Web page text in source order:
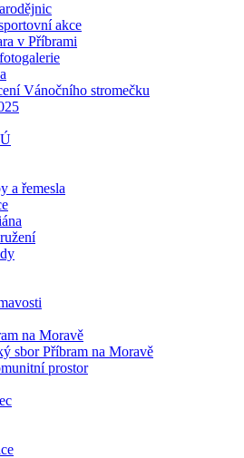
akce
v Příbrami
Vánočního stromečku
a řemesla
na Moravě
sbor Příbram na Moravě
prostor